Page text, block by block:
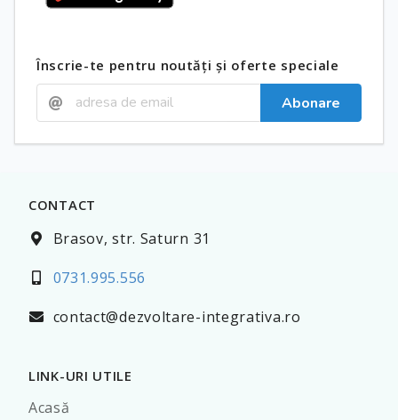
Înscrie-te pentru noutăți și oferte speciale
Abonare
CONTACT
Brasov, str. Saturn 31
0731.995.556
contact@dezvoltare-integrativa.ro
LINK-URI UTILE
Acasă